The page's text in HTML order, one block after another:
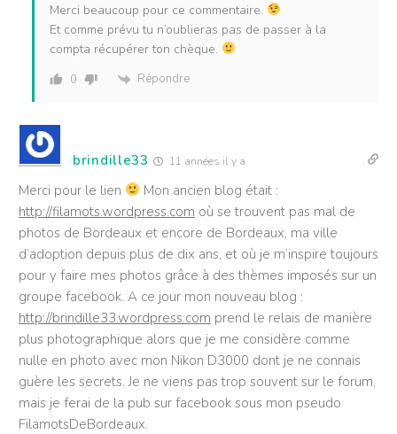
Merci beaucoup pour ce commentaire.
Et comme prévu tu n’oublieras pas de passer à la
compta récupérer ton chèque.
0 Répondre
brindille33 11 années il y a
Merci pour le lien
Mon ancien blog était :
http://filamots.wordpress.com où se trouvent pas mal de
photos de Bordeaux et encore de Bordeaux, ma ville
d’adoption depuis plus de dix ans, et où je m’inspire toujours
pour y faire mes photos grâce à des thèmes imposés sur un
groupe facebook. A ce jour mon nouveau blog :
http://brindille33.wordpress.com prend le relais de manière
plus photographique alors que je me considère comme
nulle en photo avec mon Nikon D3000 dont je ne connais
guère les secrets. Je ne viens pas trop souvent sur le forum,
mais je ferai de la pub sur facebook sous mon pseudo
FilamotsDeBordeaux.